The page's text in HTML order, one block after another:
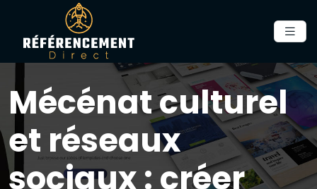
Mécénat culturel
et réseaux
sociaux : créer